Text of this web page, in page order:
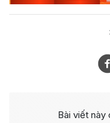
Bài viết này